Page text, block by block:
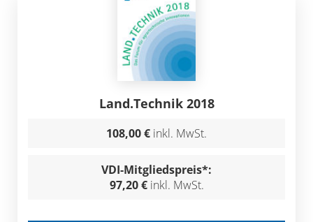
Land.Technik 2018
108,00 € inkl. MwSt.
VDI-Mitgliedspreis*:
97,20 € inkl. MwSt.